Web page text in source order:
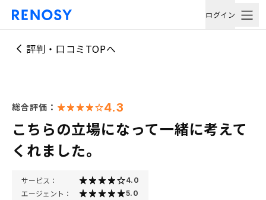
ログイン
評判・口コミTOPへ
総合評価： 4.3
こちらの立場になって一緒に考えて
くれました。
サービス： 4.0
エージェント： 5.0